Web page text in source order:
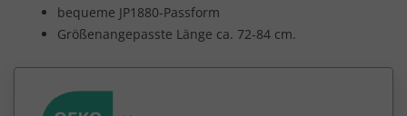
bequeme JP1880-Passform
Größenangepasste Länge ca. 72-84 cm.